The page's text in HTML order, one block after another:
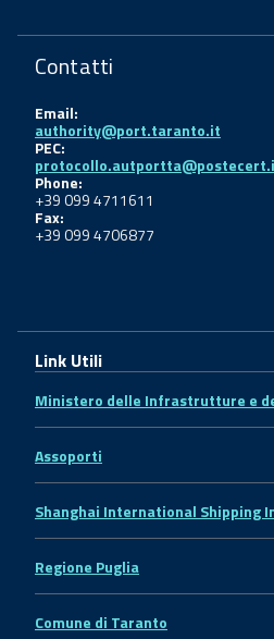
Contatti
Email:
authority@port.taranto.it
PEC:
Phone:
+39 099 4711611
Fax:
+39 099 4706877
Link Utili
Ministero delle Infrastrutture e
Assoporti
Shanghai International Shipping
Regione Puglia
Comune di Taranto